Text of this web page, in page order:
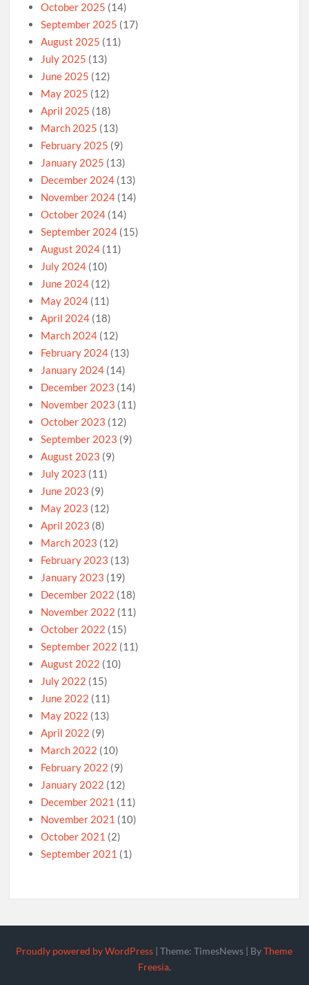
October 2025 (14)
September 2025 (17)
August 2025 (11)
July 2025 (13)
June 2025 (12)
May 2025 (12)
April 2025 (18)
March 2025 (13)
February 2025 (9)
January 2025 (13)
December 2024 (13)
November 2024 (14)
October 2024 (14)
September 2024 (15)
August 2024 (11)
July 2024 (10)
June 2024 (12)
May 2024 (11)
April 2024 (18)
March 2024 (12)
February 2024 (13)
January 2024 (14)
December 2023 (14)
November 2023 (11)
October 2023 (12)
September 2023 (9)
August 2023 (9)
July 2023 (11)
June 2023 (9)
May 2023 (12)
April 2023 (8)
March 2023 (12)
February 2023 (13)
January 2023 (19)
December 2022 (18)
November 2022 (11)
October 2022 (15)
September 2022 (11)
August 2022 (10)
July 2022 (15)
June 2022 (11)
May 2022 (13)
April 2022 (9)
March 2022 (10)
February 2022 (9)
January 2022 (12)
December 2021 (11)
November 2021 (10)
October 2021 (2)
September 2021 (1)
Proudly powered by WordPress |Theme: TimesNews | ByTheme
Freesia.